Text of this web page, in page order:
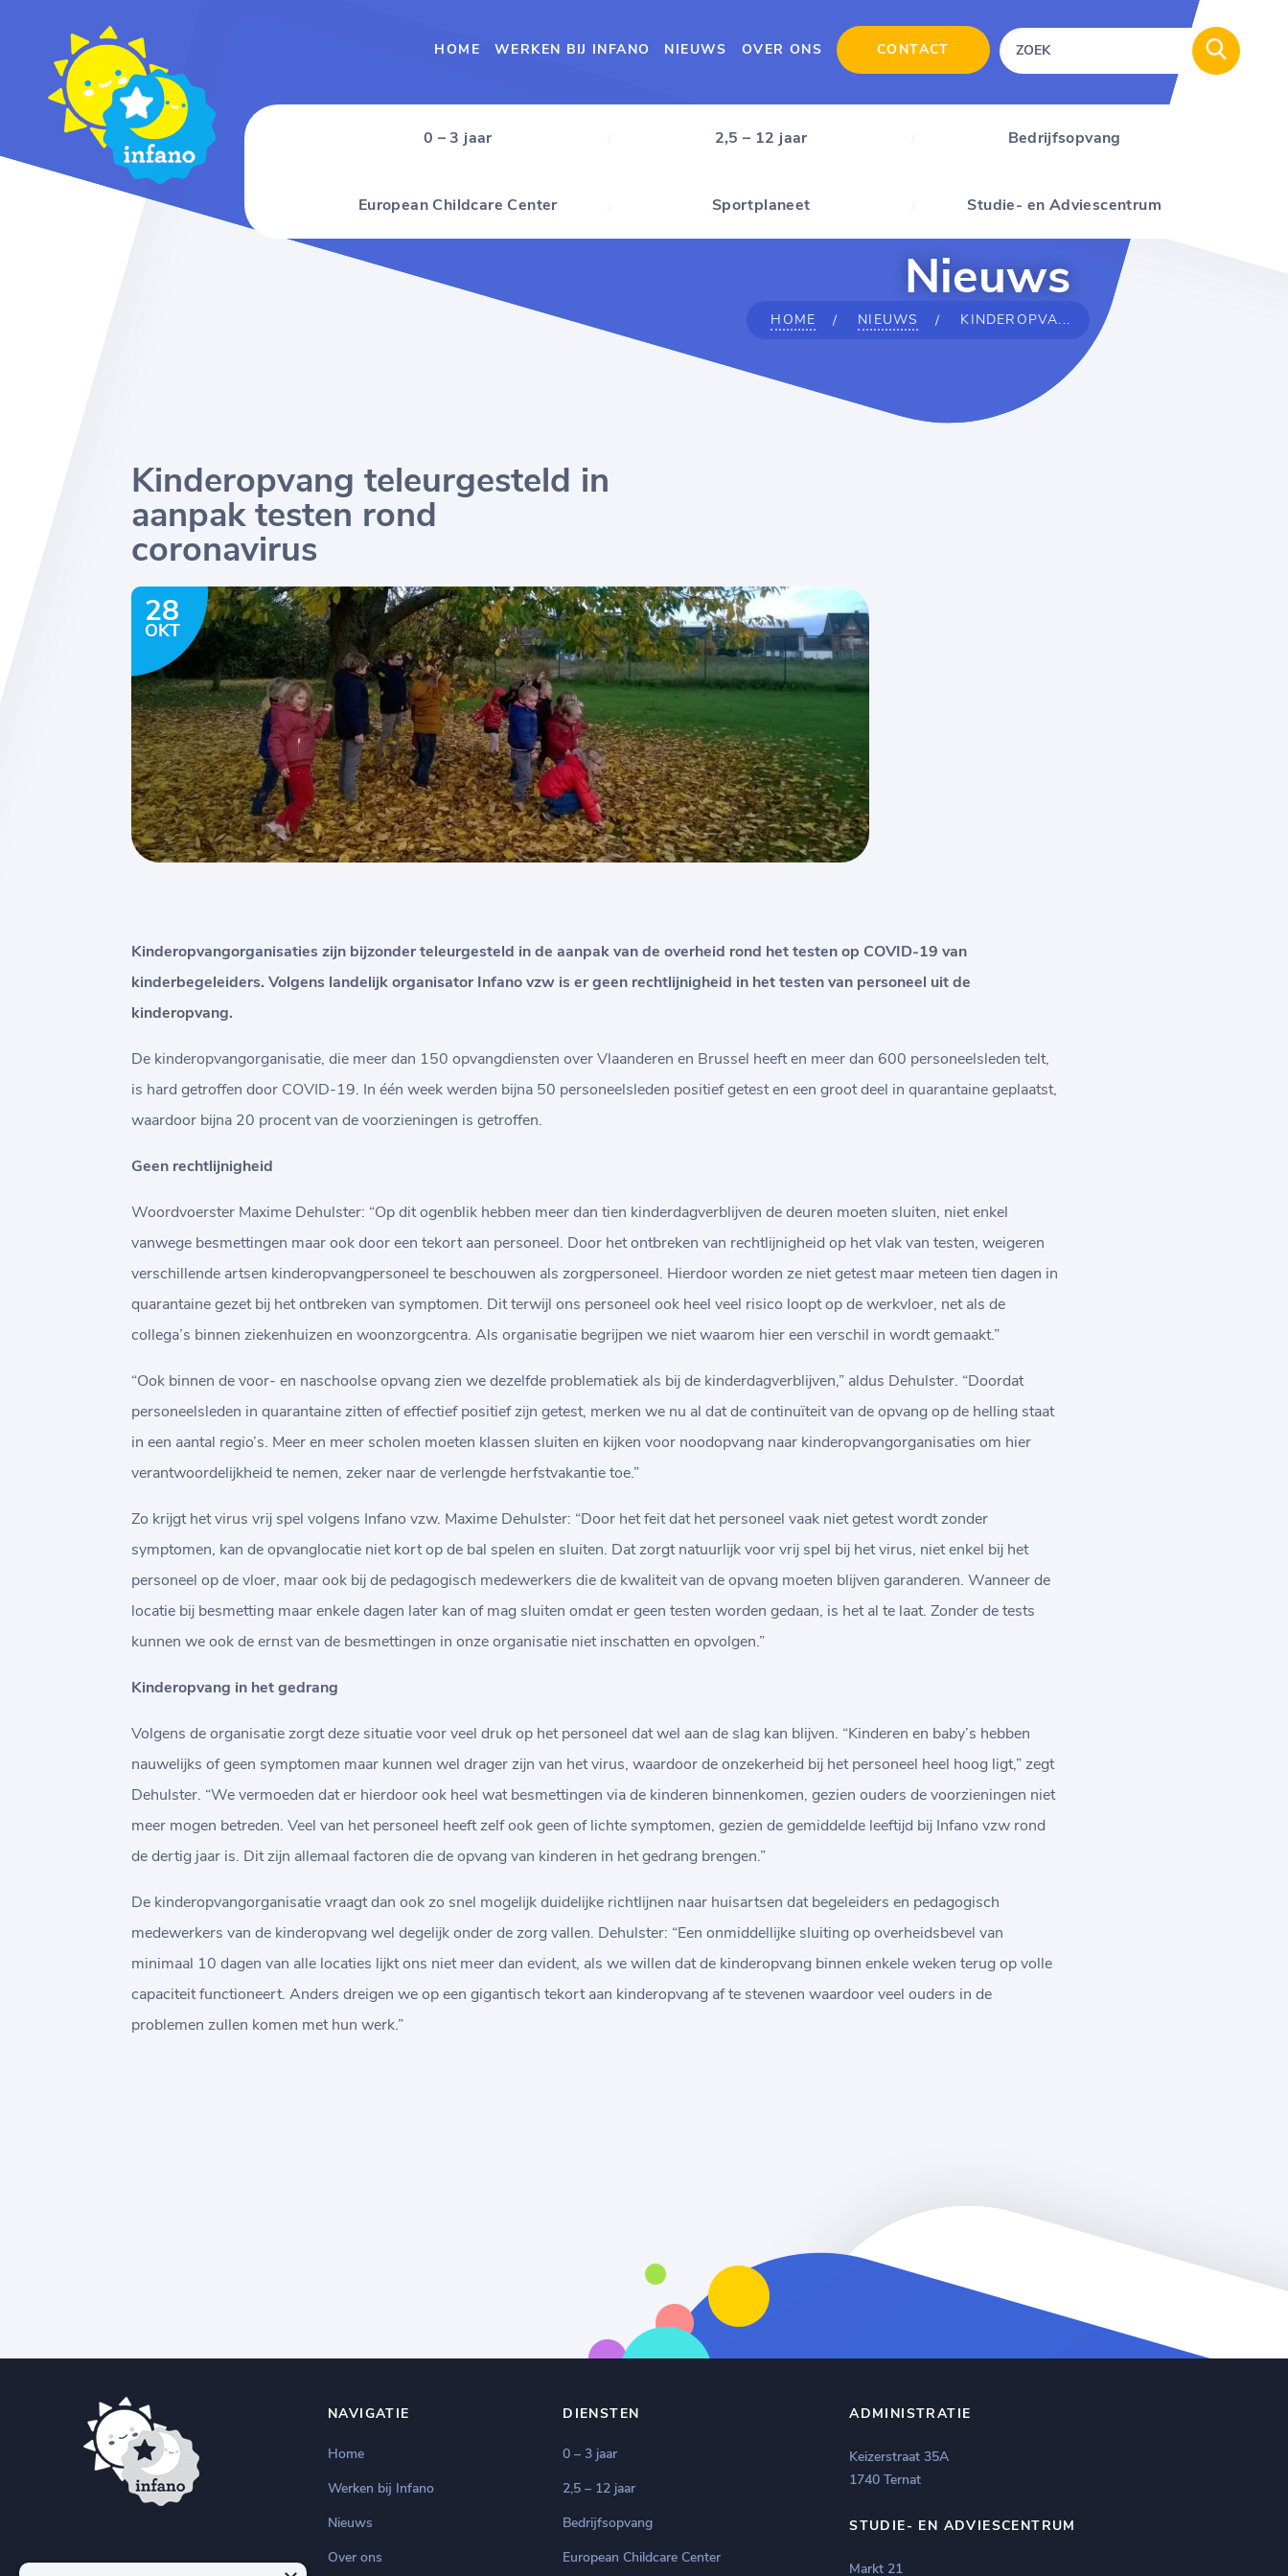
HOME WERKEN BIJ INFANO NIEUWS OVER ONS CONTACT
0 – 3 jaar 2,5 – 12 jaar Bedrijfsopvang
European Childcare Center Sportplaneet Studie- en Adviescentrum
Nieuws
HOME NIEUWS KINDEROPVA...
Kinderopvang teleurgesteld in
aanpak testen rond
coronavirus
28
OKT
Kinderopvangorganisaties zijn bijzonder teleurgesteld in de aanpak van de overheid rond het testen op COVID-19 van
kinderbegeleiders. Volgens landelijk organisator Infano vzw is er geen rechtlijnigheid in het testen van personeel uit de
kinderopvang.
De kinderopvangorganisatie, die meer dan 150 opvangdiensten over Vlaanderen en Brussel heeft en meer dan 600 personeelsleden telt,
is hard getroffen door COVID-19. In één week werden bijna 50 personeelsleden positief getest en een groot deel in quarantaine geplaatst,
waardoor bijna 20 procent van de voorzieningen is getroffen.
Geen rechtlijnigheid
Woordvoerster Maxime Dehulster: “Op dit ogenblik hebben meer dan tien kinderdagverblijven de deuren moeten sluiten, niet enkel
vanwege besmettingen maar ook door een tekort aan personeel. Door het ontbreken van rechtlijnigheid op het vlak van testen, weigeren
verschillende artsen kinderopvangpersoneel te beschouwen als zorgpersoneel. Hierdoor worden ze niet getest maar meteen tien dagen in
quarantaine gezet bij het ontbreken van symptomen. Dit terwijl ons personeel ook heel veel risico loopt op de werkvloer, net als de
collega’s binnen ziekenhuizen en woonzorgcentra. Als organisatie begrijpen we niet waarom hier een verschil in wordt gemaakt.”
“Ook binnen de voor- en naschoolse opvang zien we dezelfde problematiek als bij de kinderdagverblijven,” aldus Dehulster. “Doordat
personeelsleden in quarantaine zitten of effectief positief zijn getest, merken we nu al dat de continuïteit van de opvang op de helling staat
in een aantal regio’s. Meer en meer scholen moeten klassen sluiten en kijken voor noodopvang naar kinderopvangorganisaties om hier
verantwoordelijkheid te nemen, zeker naar de verlengde herfstvakantie toe.”
Zo krijgt het virus vrij spel volgens Infano vzw. Maxime Dehulster: “Door het feit dat het personeel vaak niet getest wordt zonder
symptomen, kan de opvanglocatie niet kort op de bal spelen en sluiten. Dat zorgt natuurlijk voor vrij spel bij het virus, niet enkel bij het
personeel op de vloer, maar ook bij de pedagogisch medewerkers die de kwaliteit van de opvang moeten blijven garanderen. Wanneer de
locatie bij besmetting maar enkele dagen later kan of mag sluiten omdat er geen testen worden gedaan, is het al te laat. Zonder de tests
kunnen we ook de ernst van de besmettingen in onze organisatie niet inschatten en opvolgen.”
Kinderopvang in het gedrang
Volgens de organisatie zorgt deze situatie voor veel druk op het personeel dat wel aan de slag kan blijven. “Kinderen en baby’s hebben
nauwelijks of geen symptomen maar kunnen wel drager zijn van het virus, waardoor de onzekerheid bij het personeel heel hoog ligt,” zegt
Dehulster. “We vermoeden dat er hierdoor ook heel wat besmettingen via de kinderen binnenkomen, gezien ouders de voorzieningen niet
meer mogen betreden. Veel van het personeel heeft zelf ook geen of lichte symptomen, gezien de gemiddelde leeftijd bij Infano vzw rond
de dertig jaar is. Dit zijn allemaal factoren die de opvang van kinderen in het gedrang brengen.”
De kinderopvangorganisatie vraagt dan ook zo snel mogelijk duidelijke richtlijnen naar huisartsen dat begeleiders en pedagogisch
medewerkers van de kinderopvang wel degelijk onder de zorg vallen. Dehulster: “Een onmiddellijke sluiting op overheidsbevel van
minimaal 10 dagen van alle locaties lijkt ons niet meer dan evident, als we willen dat de kinderopvang binnen enkele weken terug op volle
capaciteit functioneert. Anders dreigen we op een gigantisch tekort aan kinderopvang af te stevenen waardoor veel ouders in de
problemen zullen komen met hun werk.”
NAVIGATIE
Home
Werken bij Infano
Nieuws
Over ons
DIENSTEN
0 – 3 jaar
2,5 – 12 jaar
Bedrijfsopvang
European Childcare Center
ADMINISTRATIE
Keizerstraat 35A
1740 Ternat
STUDIE- EN ADVIESCENTRUM
Markt 21